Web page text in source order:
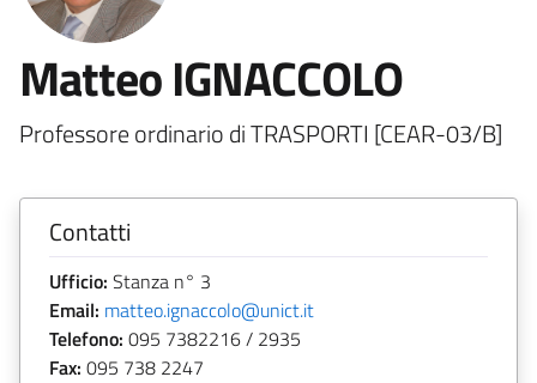
Matteo IGNACCOLO
Professore ordinario di TRASPORTI [CEAR-03/B]
Contatti
Ufficio: Stanza n° 3
Email: matteo.ignaccolo@unict.it
Telefono: 095 7382216 / 2935
Fax: 095 738 2247